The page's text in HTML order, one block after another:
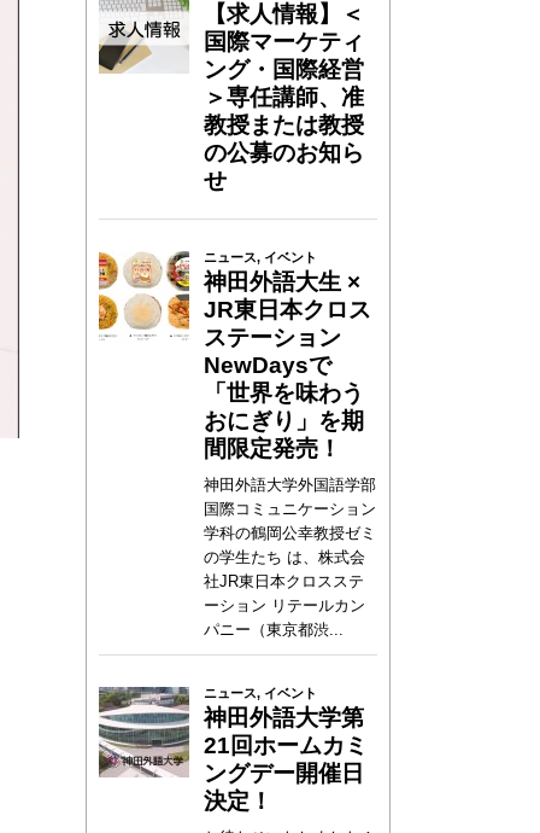
【求人情報】＜
国際マーケティ
ング・国際経営
＞専任講師、准
教授または教授
の公募のお知ら
せ
ニュース,イベント
神田外語大生 ×
JR東日本クロス
ステーション
NewDaysで
「世界を味わう
おにぎり」を期
間限定発売！
神田外語大学外国語学部
国際コミュニケーション
学科の鶴岡公幸教授ゼミ
の学生たち は、株式会
社JR東日本クロスステ
ーション リテールカン
パニー（東京都渋...
ニュース,イベント
神田外語大学第
21回ホームカミ
ングデー開催日
決定！